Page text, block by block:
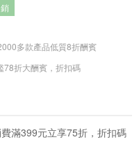
多款產品低質8折酬賓
78折大酬賓，折扣碼
滿399元立享75折，折扣碼